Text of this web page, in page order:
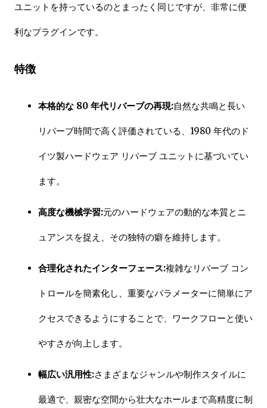
ユニットを持っているのとまったく同じですが、非常に便
利なプラグインです。
特徴
本格的な 80 年代リバーブの再現:自然な共鳴と長い
リバーブ時間で高く評価されている、1980 年代のド
イツ製ハードウェア リバーブ ユニットに基づいてい
ます。
高度な機械学習:元のハードウェアの動的な本質とニ
ュアンスを捉え、その独特の癖を維持します。
合理化されたインターフェース:複雑なリバーブ コン
トロールを簡素化し、重要なパラメーターに簡単にア
クセスできるようにすることで、ワークフローと使い
やすさが向上します。
幅広い汎用性:さまざまなジャンルや制作スタイルに
最適で、親密な空間から壮大なホールまで高精度に制